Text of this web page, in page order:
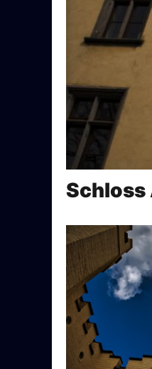
Schloss